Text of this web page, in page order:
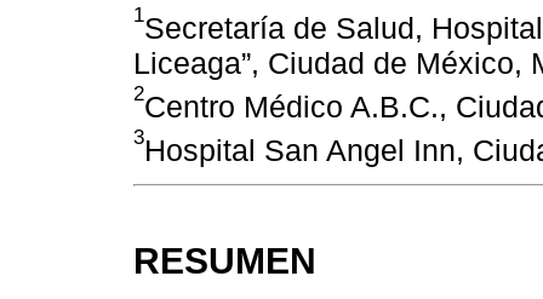
1Secretaría de Salud,
Liceaga”, Ciudad de México,
2Centro Médico A.B.C.,
3Hospital San Angel Inn,
RESUMEN